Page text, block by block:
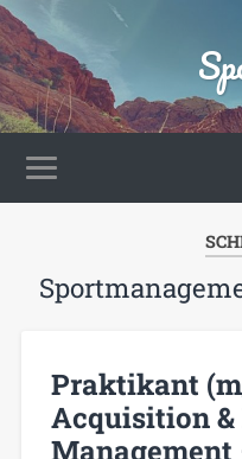
Praktikant
Acquisition
Management